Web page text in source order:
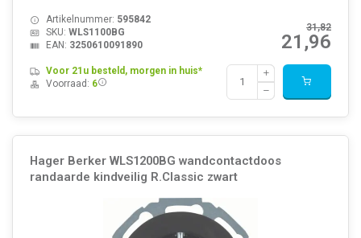
31,82
21,96
Artikelnummer: 595842
SKU: WLS1100BG
EAN: 3250610091890
Voor 21u besteld, morgen in huis*
Voorraad: 6
Hager Berker WLS1200BG wandcontactdoos
randaarde kindveilig R.Classic zwart